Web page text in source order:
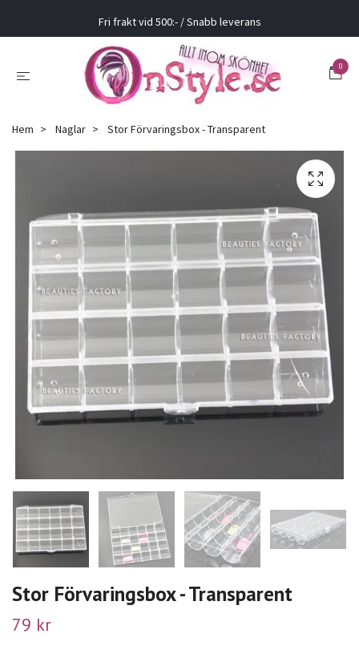
Fri frakt vid 500:- / Snabb leverans
0
Hem Naglar Stor Förvaringsbox - Transparent
Stor Förvaringsbox - Transparent
79 kr